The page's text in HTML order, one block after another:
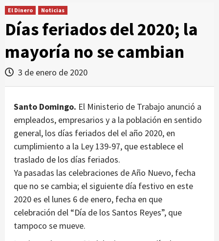
El Dinero Noticias
Días feriados del 2020; la
mayoría no se cambian
3 de enero de 2020
Santo Domingo. El Ministerio de Trabajo anunció a
empleados, empresarios y a la población en sentido
general, los días feriados del el año 2020, en
cumplimiento a la Ley 139-97, que establece el
traslado de los días feriados.
Ya pasadas las celebraciones de Año Nuevo, fecha
que no se cambia; el siguiente día festivo en este
2020 es el lunes 6 de enero, fecha en que
celebración del “Día de los Santos Reyes”, que
tampoco se mueve.